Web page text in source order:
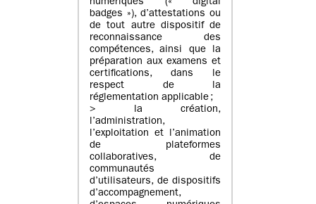
numériques (« digital
badges »), d’attestations ou
de tout autre dispositif de
reconnaissance des
compétences, ainsi que la
préparation aux examens et
certifications, dans le
respect de la
réglementation applicable ;
> la création,
l’administration,
l’exploitation et l’animation
de plateformes
collaboratives, de
communautés
d’utilisateurs, de dispositifs
d’accompagnement,